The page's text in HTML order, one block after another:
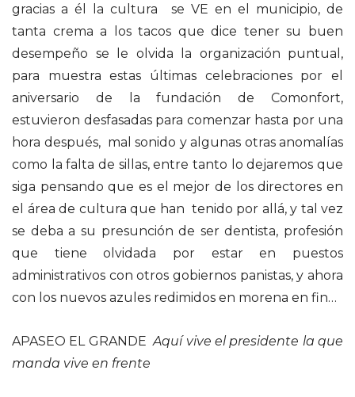
gracias a él la cultura se VE en el municipio, de
tanta crema a los tacos que dice tener su buen
desempeño se le olvida la organización puntual,
para muestra estas últimas celebraciones por el
aniversario de la fundación de Comonfort,
estuvieron desfasadas para comenzar hasta por una
hora después, mal sonido y algunas otras anomalías
como la falta de sillas, entre tanto lo dejaremos que
siga pensando que es el mejor de los directores en
el área de cultura que han tenido por allá, y tal vez
se deba a su presunción de ser dentista, profesión
que tiene olvidada por estar en puestos
administrativos con otros gobiernos panistas, y ahora
con los nuevos azules redimidos en morena en fin…
APASEO EL GRANDEAquí vive el presidente la que
manda vive en frente